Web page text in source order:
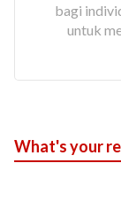
bagi
untuk
What's your